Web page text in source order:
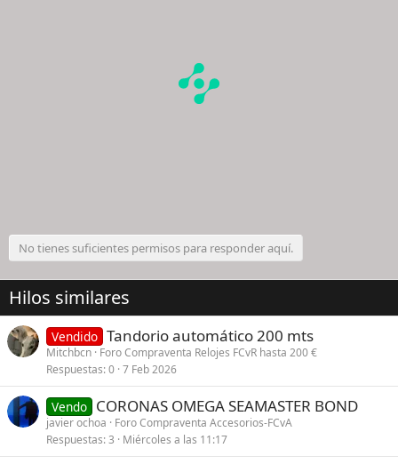
No tienes suficientes permisos para responder aquí.
Hilos similares
Vendido Tandorio automático 200 mts
Mitchbcn Foro Compraventa Relojes FCvR hasta 200 €
Respuestas 0 7 Feb 2026
Vendo CORONAS OMEGA SEAMASTER BOND
javier ochoa
Foro Compraventa Accesorios-FCvA
Respuestas 3 Miércoles a las 11:17